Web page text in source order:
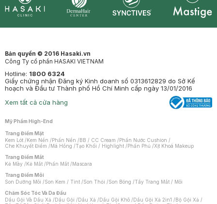
Bản quyền © 2016 Hasaki.vn
Công Ty cổ phần HASAKI VIETNAM
Hotline: 1800 6324
Giấy chứng nhận Đăng ký Kinh doanh số 0313612829 do Sở Kế
hoạch và Đầu tư Thành phố Hồ Chí Minh cấp ngày 13/01/2016
Xem tất cả cửa hàng
Mỹ Phẩm High-End
Trang Điểm Mặt
Kem Lót /Kem Nền /Phấn Nền /BB / CC Cream /Phấn Nước Cushion /
Che Khuyết Điểm /Má Hồng /Tạo Khối / Highlight /Phấn Phủ /Xịt Khoá Makeup
Trang Điểm Mắt
Kẻ Mày /Kẻ Mắt /Phấn Mắt /Mascara
Trang Điểm Môi
Son Dưỡng Môi /Son Kem / Tint /Son Thỏi /Son Bóng /Tẩy Trang Mắt / Môi
Chăm Sóc Tóc Và Da Đầu
Dầu Gội Và Dầu Xả /Dầu Gội /Dầu Xả /Dầu Gội Khô /Dầu Gội Xả 2in1 /Bộ Gội Xả /